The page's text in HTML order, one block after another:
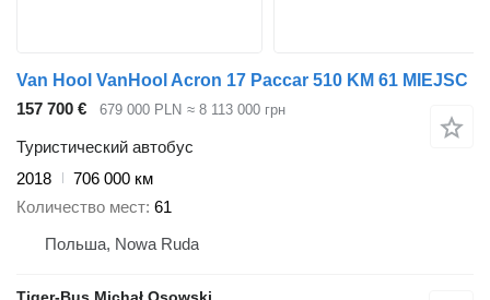
Van Hool VanHool Acron 17 Paccar 510 KM 61 MIEJSC
157 700 €
679 000 PLN ≈ 8 113 000 грн
Туристический автобус
2018
706 000 км
Количество мест 61
Польша, Nowa Ruda